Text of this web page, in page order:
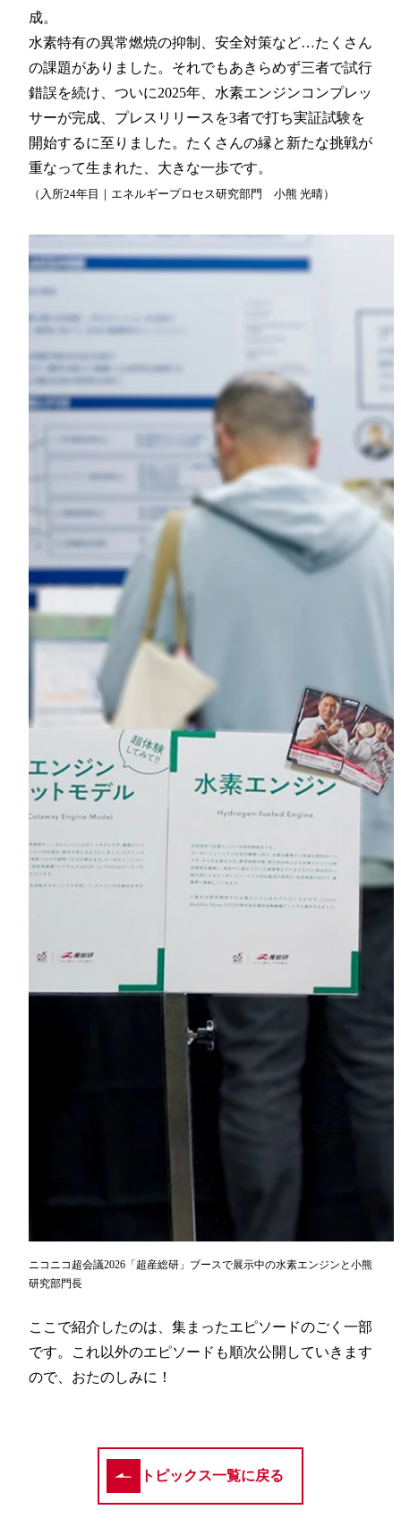
成。
水素特有の異常燃焼の抑制、安全対策など…たくさん
の課題がありました。それでもあきらめず三者で試行
錯誤を続け、ついに2025年、水素エンジンコンプレッ
サーが完成、プレスリリースを3者で打ち実証試験を
開始するに至りました。たくさんの縁と新たな挑戦が
重なって生まれた、大きな一歩です。
（入所24年目｜エネルギープロセス研究部門 小熊 光晴）
ニコニコ超会議2026「超産総研」ブースで展示中の水素エンジンと小熊
研究部門長
ここで紹介したのは、集まったエピソードのごく一部
です。これ以外のエピソードも順次公開していきます
ので、おたのしみに！
トピックス一覧に戻る